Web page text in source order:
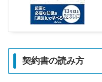
契約書の読み方